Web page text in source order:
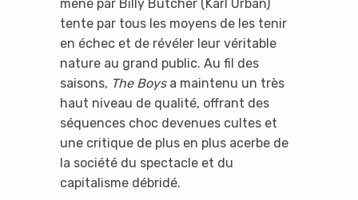
mené par Billy Butcher (Karl Urban)
tente par tous les moyens de les tenir
en échec et de révéler leur véritable
nature au grand public. Au fil des
saisons, The Boysa maintenu un très
haut niveau de qualité, offrant des
séquences choc devenues cultes et
une critique de plus en plus acerbe de
la société du spectacle et du
capitalisme débridé.